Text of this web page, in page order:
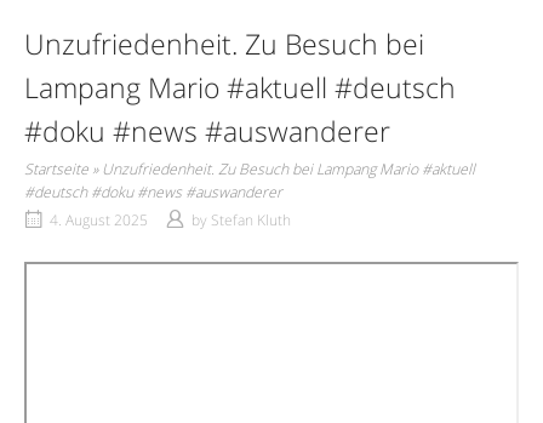
Unzufriedenheit. Zu Besuch bei
Lampang Mario #aktuell #deutsch
#doku #news #auswanderer
Startseite » Unzufriedenheit. Zu Besuch bei Lampang Mario #aktuell
#deutsch #doku #news #auswanderer
4. August 2025
by Stefan Kluth